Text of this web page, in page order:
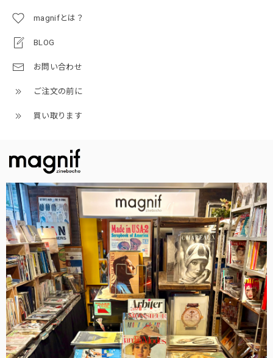
magnifとは？
BLOG
お問い合わせ
ご注文の前に
買い取ります